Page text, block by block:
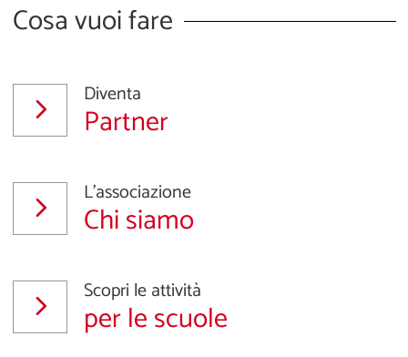
Cosa vuoi fare
Diventa
Partner
L'associazione
Chi siamo
Scopri le attività
per le scuole